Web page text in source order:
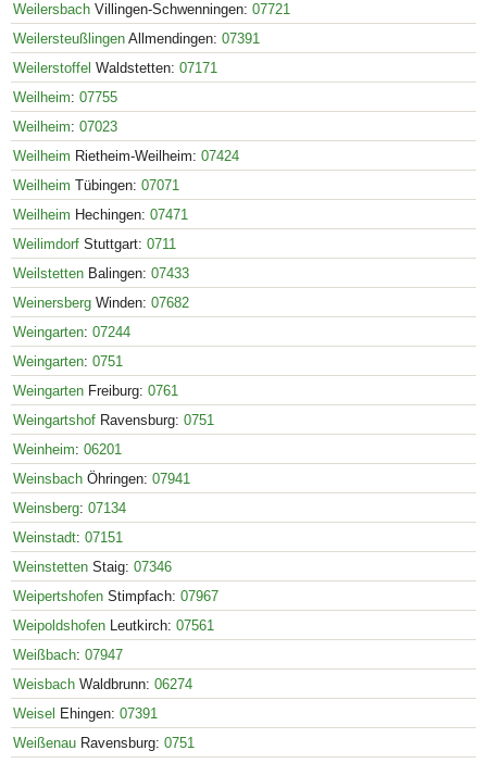
Weilersbach Villingen-Schwenningen: 07721
Weilersteußlingen Allmendingen: 07391
Weilerstoffel Waldstetten: 07171
Weilheim: 07755
Weilheim: 07023
Weilheim Rietheim-Weilheim: 07424
Weilheim Tübingen: 07071
Weilheim Hechingen: 07471
Weilimdorf Stuttgart: 0711
Weilstetten Balingen: 07433
Weinersberg Winden: 07682
Weingarten: 07244
Weingarten: 0751
Weingarten Freiburg: 0761
Weingartshof Ravensburg: 0751
Weinheim: 06201
Weinsbach Öhringen: 07941
Weinsberg: 07134
Weinstadt: 07151
Weinstetten Staig: 07346
Weipertshofen Stimpfach: 07967
Weipoldshofen Leutkirch: 07561
Weißbach: 07947
Weisbach Waldbrunn: 06274
Weisel Ehingen: 07391
Weißenau Ravensburg: 0751